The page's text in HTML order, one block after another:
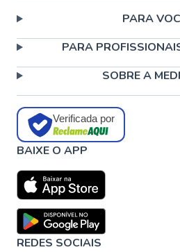
PARA
PARA
SOBRE A
Verificada por
BAIXE O APP
REDES SOCIAIS